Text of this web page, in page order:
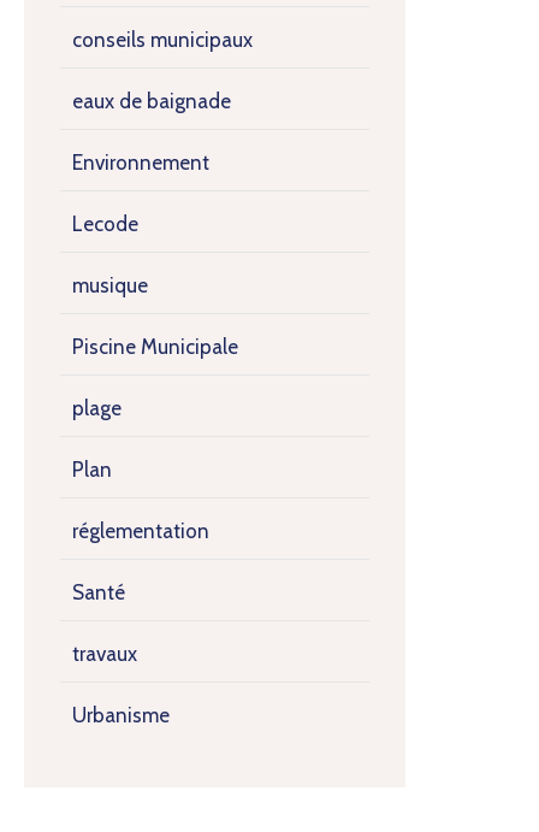
conseils municipaux
eaux de baignade
Environnement
Lecode
musique
Piscine Municipale
plage
Plan
réglementation
Santé
travaux
Urbanisme